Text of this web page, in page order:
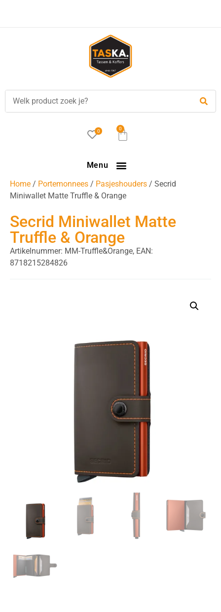
besteld, is vandaag verzonden!
0 0
Menu
Home / Portemonnees / Pasjeshouders / Secrid
Miniwallet Matte Truffle & Orange
Secrid Miniwallet Matte
Truffle & Orange
Artikelnummer: MM-Truffle&Orange, EAN:
8718215284826